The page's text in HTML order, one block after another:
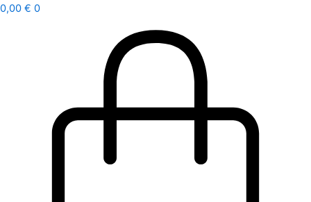
Ir
0,00 € 0